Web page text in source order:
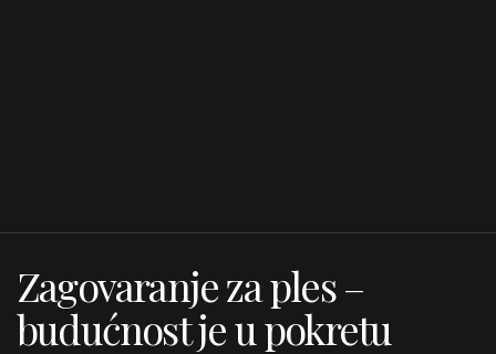
Zagovaranje za ples –
budućnost je u pokretu